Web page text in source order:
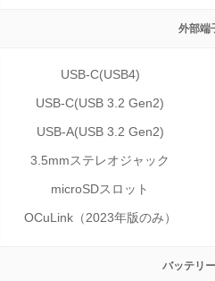
外部端
USB-C(USB4)
USB-C(USB 3.2 Gen2)
USB-A(USB 3.2 Gen2)
3.5mmステレオジャック
microSDスロット
OCuLink（2023年版のみ）
バッテリー